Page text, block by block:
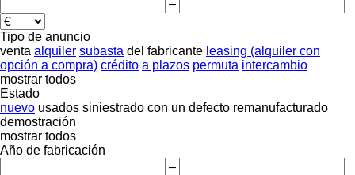
–
Tipo de anuncio
venta alquiler subasta del fabricante leasing (alquiler con
opción a compra) crédito a plazos permuta intercambio
mostrar todos
Estado
nuevo usados siniestrado con un defecto remanufacturado
demostración
mostrar todos
Año de fabricación
–